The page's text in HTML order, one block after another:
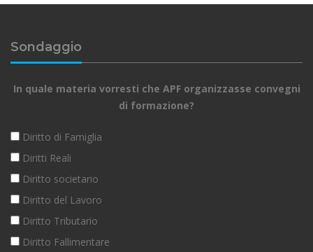
Sondaggio
In quale materia vorresti che APF organizzasse convegni
di formazione?
Diritto di Famiglia
Diritti Reali
Diritto societario
Diritto del Lavoro
Diritto Tributario
Diritto Fallimentare